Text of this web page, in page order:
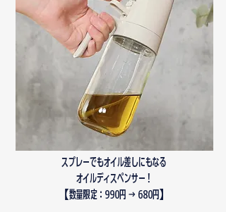
スプレーでもオイル差しにもなる
オイルディスペンサー！
​【数量限定：990円 → 680円】